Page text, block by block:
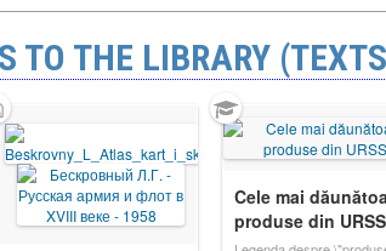
TO THE LIBRARY
Cele mai
produse din URSS